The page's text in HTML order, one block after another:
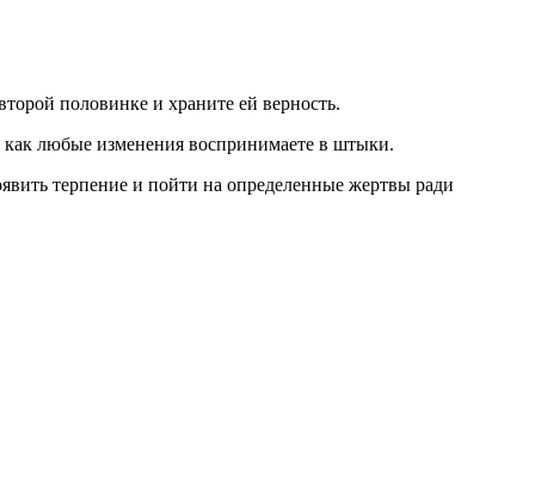
половинке и храните ей верность.
любые изменения воспринимаете в штыки.
терпение и пойти на определенные жертвы ради